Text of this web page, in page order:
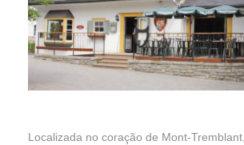
Localizada no coração de Mont-